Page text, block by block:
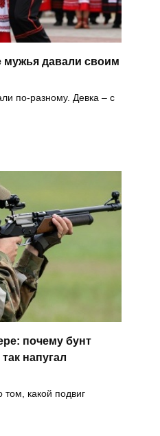
мужья давали своим
по-разному. Девка – с
почему бунт
напугал
том, какой подвиг